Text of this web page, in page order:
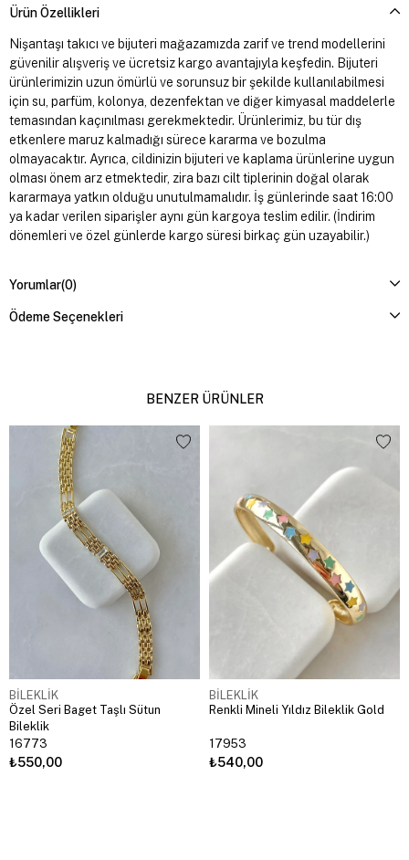
Ürün Özellikleri
Nişantaşı takıcı ve bijuteri mağazamızda zarif ve trend modellerini
güvenilir alışveriş ve ücretsiz kargo avantajıyla keşfedin. Bijuteri
ürünlerimizin uzun ömürlü ve sorunsuz bir şekilde kullanılabilmesi
için su, parfüm, kolonya, dezenfektan ve diğer kimyasal maddelerle
temasından kaçınılması gerekmektedir. Ürünlerimiz, bu tür dış
etkenlere maruz kalmadığı sürece kararma ve bozulma
olmayacaktır. Ayrıca, cildinizin bijuteri ve kaplama ürünlerine uygun
olması önem arz etmektedir, zira bazı cilt tiplerinin doğal olarak
kararmaya yatkın olduğu unutulmamalıdır. İş günlerinde saat 16:00
ya kadar verilen siparişler aynı gün kargoya teslim edilir. (İndirim
dönemleri ve özel günlerde kargo süresi birkaç gün uzayabilir.)
Yorumlar(0)
Ödeme Seçenekleri
BENZER ÜRÜNLER
BİLEKLİK
Özel Seri Baget Taşlı Sütun
Bileklik
16773
₺550,00
BİLEKLİK
Renkli Mineli Yıldız Bileklik Gold
17953
₺540,00